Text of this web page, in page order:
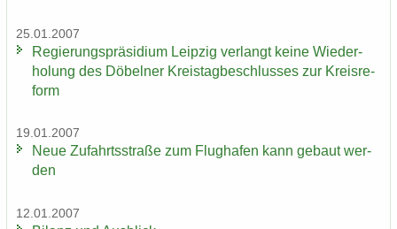
25.01.2007
Re­gie­rungs­prä­si­di­um Leip­zig ver­langt keine Wie­der­
ho­lung des Dö­bel­ner Kreis­tag­be­schlus­ses zur Kreis­re­
form
19.01.2007
Neue Zu­fahrts­stra­ße zum Flug­ha­fen kann ge­baut wer­
den
12.01.2007